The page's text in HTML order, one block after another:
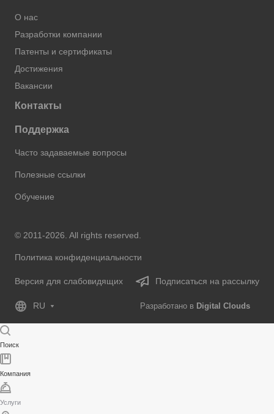
О нас
Разработки компании
Патенты и сертификаты
Достижения
Вакансии
Контакты
Поддержка
Часто задаваемые вопросы
Полезные ссылки
Обучение
© 2011-2026. All rights reserved.
Политика конфиденциальности
Версия для слабовидящих Подписаться на рассылку
RU Разработано в Digital Clouds
Поиск
Компания
Услуги